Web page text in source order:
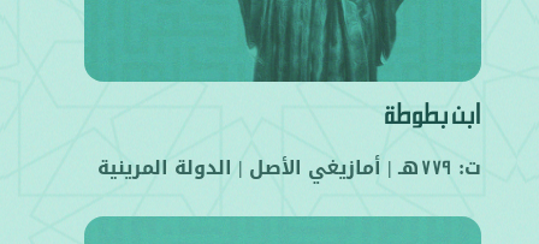
ابن بطوطة
ت: 779هـ |أمازيغي الأصل | الدولة المرينية